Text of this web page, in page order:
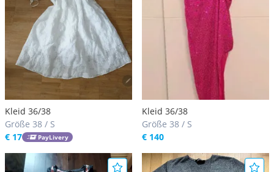
Kleid 36/38
Größe 38 / S
€ 17
PayLivery
Kleid 36/38
Größe 38 / S
€ 140